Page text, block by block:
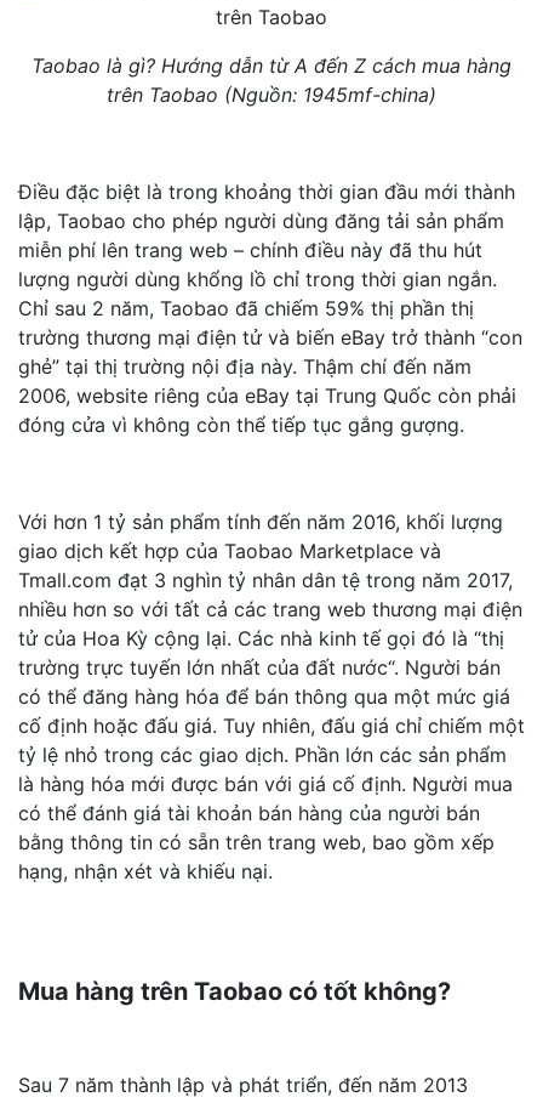
Taobao là gì? Hướng dẫn từ A đến Z cách mua hàng
trên Taobao (Nguồn: 1945mf-china)
Điều đặc biệt là trong khoảng thời gian đầu mới thành
lập, Taobao cho phép người dùng đăng tải sản phẩm
miễn phí lên trang web – chính điều này đã thu hút
lượng người dùng khổng lồ chỉ trong thời gian ngắn.
Chỉ sau 2 năm, Taobao đã chiếm 59% thị phần thị
trường thương mại điện tử và biến eBay trở thành “con
ghẻ” tại thị trường nội địa này. Thậm chí đến năm
2006, website riêng của eBay tại Trung Quốc còn phải
đóng cửa vì không còn thể tiếp tục gắng gượng.
Với hơn 1 tỷ sản phẩm tính đến năm 2016, khối lượng
giao dịch kết hợp của Taobao Marketplace và
Tmall.com đạt 3 nghìn tỷ nhân dân tệ trong năm 2017,
nhiều hơn so với tất cả các trang web thương mại điện
tử của Hoa Kỳ cộng lại. Các nhà kinh tế gọi đó là “thị
trường trực tuyến lớn nhất của đất nước“. Người bán
có thể đăng hàng hóa để bán thông qua một mức giá
cố định hoặc đấu giá. Tuy nhiên, đấu giá chỉ chiếm một
tỷ lệ nhỏ trong các giao dịch. Phần lớn các sản phẩm
là hàng hóa mới được bán với giá cố định. Người mua
có thể đánh giá tài khoản bán hàng của người bán
bằng thông tin có sẵn trên trang web, bao gồm xếp
hạng, nhận xét và khiếu nại.
Mua hàng trên Taobao có tốt không?
Sau 7 năm thành lập và phát triển, đến năm 2013